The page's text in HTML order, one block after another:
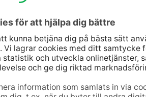
040 769 2252,